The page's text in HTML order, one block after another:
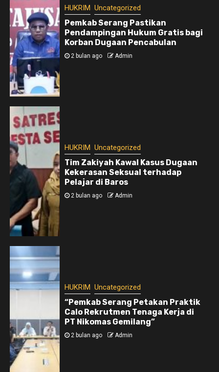
HUKRIM Uncategorized
Pemkab Serang Pastikan
Pendampingan Hukum Gratis bagi
Korban Dugaan Pencabulan
2 bulan ago Admin
HUKRIM Uncategorized
Tim Zakiyah Kawal Kasus Dugaan
Kekerasan Seksual terhadap
Pelajar di Baros
2 bulan ago Admin
HUKRIM Uncategorized
“Pemkab Serang Petakan Praktik
Calo Rekrutmen Tenaga Kerja di
PT Nikomas Gemilang”
2 bulan ago Admin